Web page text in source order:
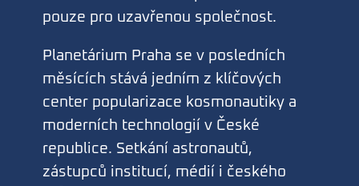
pouze pro uzavřenou společnost.
Planetárium Praha se v posledních
měsících stává jedním z klíčových
center popularizace kosmonautiky a
moderních technologií v České
republice. Setkání astronautů,
zástupců institucí, médií i českého